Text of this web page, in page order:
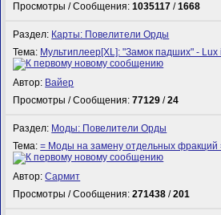
Просмотры / Сообщения:1035117 /1668
Раздел: Карты: Повелители Орды
Тема: Мультиплеер[XL]: "Замок падших" - Lux
Автор: Вайер
Просмотры / Сообщения:77129 /24
Раздел: Моды: Повелители Орды
Тема:= Моды на замену отдельных фракций
Автор:Сармит
Просмотры / Сообщения:271438 /201